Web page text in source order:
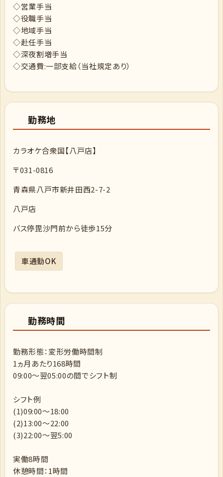
◇営業手当
◇役職手当
◇地域手当
◇赴任手当
◇深夜割増手当
◇交通費:一部支給（当社規定あり）
勤務地
カラオケ合衆国【八戸店】
〒031-0816
青森県八戸市新井田西2-7-2
八戸店
バス停毘沙門前から徒歩15分
車通勤OK
勤務時間
勤務形態：変形労働時間制
1ヵ月あたり168時間
09:00～翌05:00の間でシフト制
シフト例
(1)09:00～18:00
(2)13:00～22:00
(3)22:00～翌5:00
実働8時間
休憩時間：1時間